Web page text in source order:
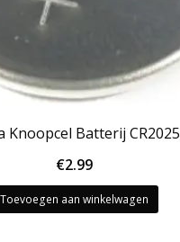
Knoopcel Batterij CR2025
€2.99
Toevoegen aan winkelwagen